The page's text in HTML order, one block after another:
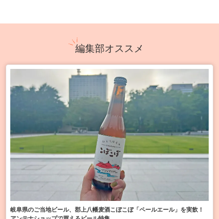
編集部オススメ
岐阜県のご当地ビール、郡上八幡麦酒こぼこぼ「ペールエール」を実飲！